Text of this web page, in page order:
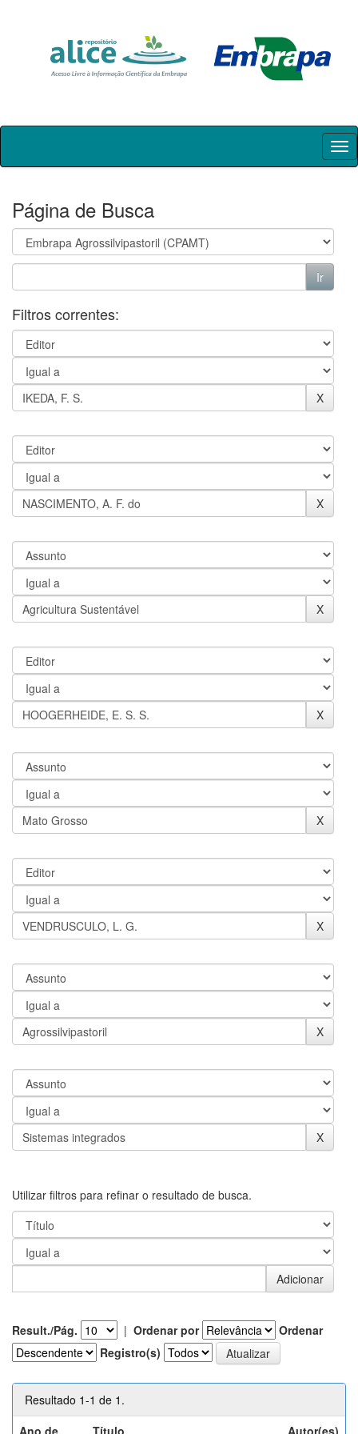
Skip
Página de Busca
Filtros correntes:
Utilizar filtros para refinar o resultado de busca.
Result./Pág. | Ordenar por
Ordenar
Registro(s)
Resultado 1-1 de 1.
Ano de
Título Autor(es)